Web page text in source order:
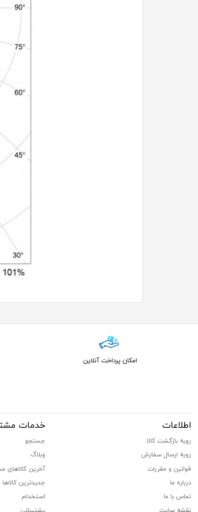
امکان پرداخت آنلاین
اطلاعات
رویه بازگشت کالا
رویه ارسال سفارش
قوانین و مقررات
درباره ما
تماس با ما
خدمات
جستجو
وبلاگ
آخرین کالاهای
جدیدترین کالاها
استخدام